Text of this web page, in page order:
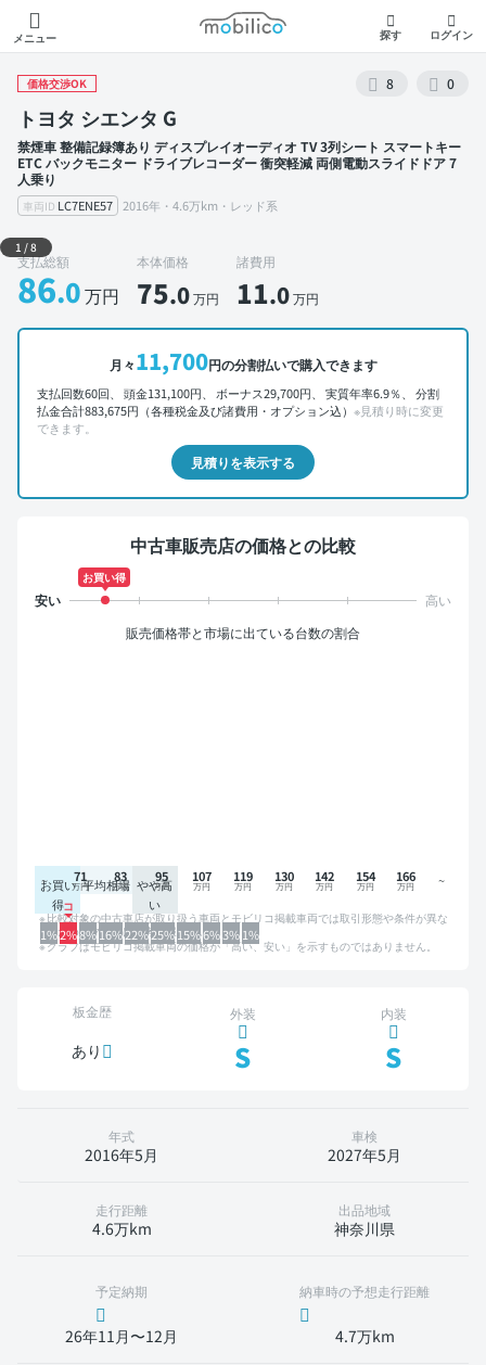
メニュー
モビリコ
探す ログイン
価格交渉OK 8 0
トヨタ シエンタ G
禁煙車 整備記録簿あり ディスプレイオーディオ TV 3列シート スマートキー
ETC バックモニター ドライブレコーダー 衝突軽減 両側電動スライドドア 7
人乗り
車両ID LC7ENE57 2016年・4.6万km・レッド系
外装 左前
1 /8
支払総額
86.0万円
本体価格
75.0万円
諸費用
11.0万円
月々11,700円の分割払いで購入できます
支払回数60回、 頭金131,100円、 ボーナス29,700円、 実質年率6.9％、 分割
払金合計883,675円（各種税金及び諸費用・オプション込） ※見積り時に変更
できます。
見積りを表示する
中古車販売店の価格との比較
お買い得
販売価格帯と市場に出ている台数の割合
お買い
得
平均相場 やや高
い
1%2%8%16%22%25%15%6%3%1%
71 83 95 107 119 130 142 154 166
比較対象の中古車店が取り扱う車両とモビリコ掲載車両では取引形態や条件が異な
るため、グラフは参考情報です。
グラフはモビリコ掲載車両の価格が「高い、安い」を示すものではありません。
板金歴
あり
外装
S
内装
S
年式
2016年5月
車検
2027年5月
走行距離
4.6万km
出品地域
神奈川県
予定納期
26年11月〜12月
納車時の予想走行距離
4.7万km